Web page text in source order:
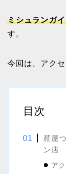
ミシュランガ
す。
今回は、アク
目次
麺屋
ン店
ア